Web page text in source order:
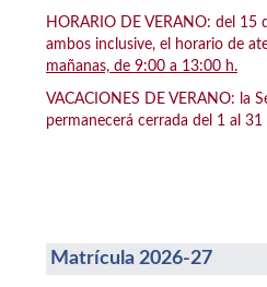
HORARIO DE VERANO: del 15
ambos inclusive, el horario de
mañanas, de 9:00 a 13:00 h.
VACACIONES DE VERANO: la
permanecerá cerrada del 1 al
Matrícula 2026-27